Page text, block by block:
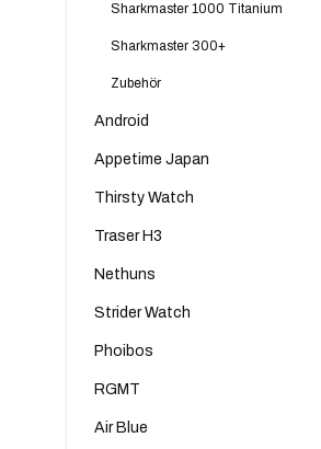
Sharkmaster 1000 Titanium
Sharkmaster 300+
Zubehör
Android
Appetime Japan
Thirsty Watch
Traser H3
Nethuns
Strider Watch
Phoibos
RGMT
Air Blue